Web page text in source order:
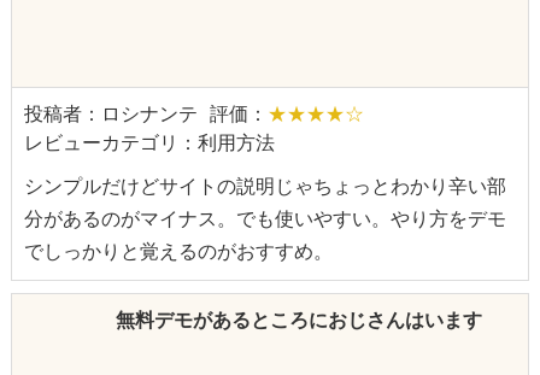
投稿者：ロシナンテ 評価： ★★★★☆
レビューカテゴリ：利用方法
シンプルだけどサイトの説明じゃちょっとわかり辛い部
分があるのがマイナス。でも使いやすい。やり方をデモ
でしっかりと覚えるのがおすすめ。
無料デモがあるところにおじさんはいます